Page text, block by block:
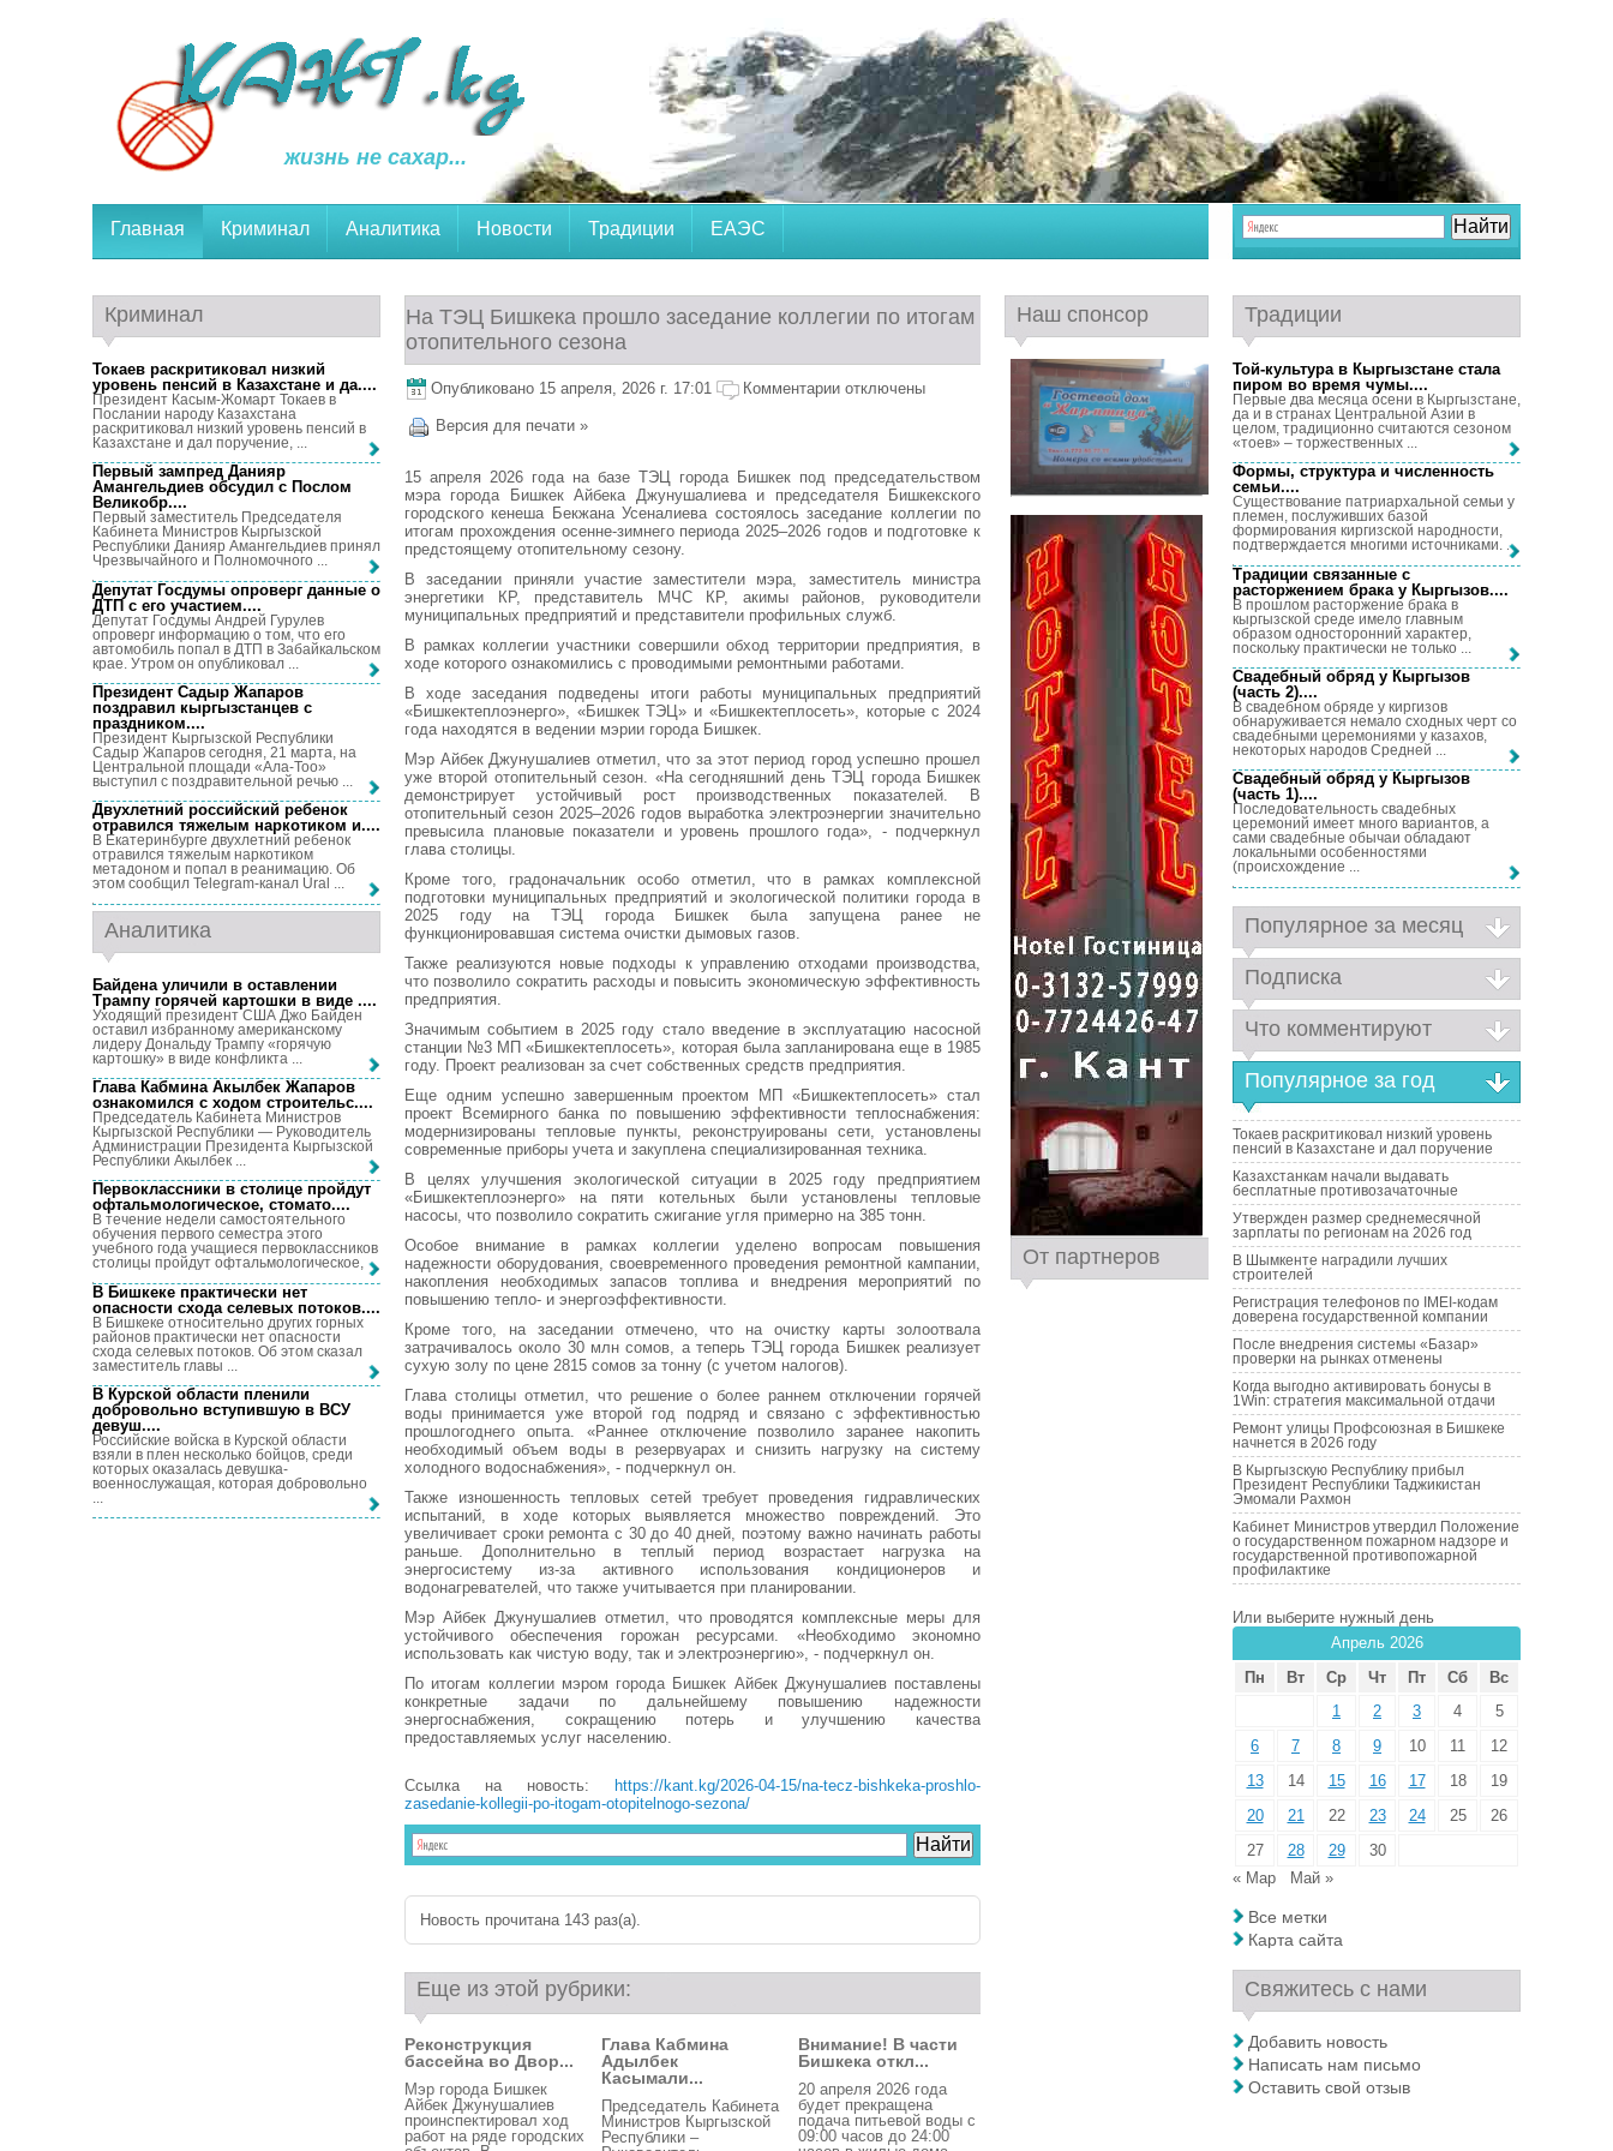
жизнь не сахар...
Главная Криминал Аналитика Новости Традиции ЕАЭС
На ТЭЦ Бишкека прошло заседание коллегии по итогам
отопительного сезона
Опубликовано 15 апреля, 2026 г. 17:01 Комментарии отключены
Версия для печати »
15 апреля 2026 года на базе ТЭЦ города Бишкек под председательством
мэра города Бишкек Айбека Джунушалиева и председателя Бишкекского
городского кенеша Бекжана Усеналиева состоялось заседание коллегии по
итогам прохождения осенне-зимнего периода 2025–2026 годов и подготовке к
предстоящему отопительному сезону.
В заседании приняли участие заместители мэра, заместитель министра
энергетики КР, представитель МЧС КР, акимы районов, руководители
муниципальных предприятий и представители профильных служб.
В рамках коллегии участники совершили обход территории предприятия, в
ходе которого ознакомились с проводимыми ремонтными работами.
В ходе заседания подведены итоги работы муниципальных предприятий
«Бишкектеплоэнерго», «Бишкек ТЭЦ» и «Бишкектеплосеть», которые с 2024
года находятся в ведении мэрии города Бишкек.
Мэр Айбек Джунушалиев отметил, что за этот период город успешно прошел
уже второй отопительный сезон. «На сегодняшний день ТЭЦ города Бишкек
демонстрирует устойчивый рост производственных показателей. В
отопительный сезон 2025–2026 годов выработка электроэнергии значительно
превысила плановые показатели и уровень прошлого года», - подчеркнул
глава столицы.
Кроме того, градоначальник особо отметил, что в рамках комплексной
подготовки муниципальных предприятий и экологической политики города в
2025 году на ТЭЦ города Бишкек была запущена ранее не
функционировавшая система очистки дымовых газов.
Также реализуются новые подходы к управлению отходами производства,
что позволило сократить расходы и повысить экономическую эффективность
предприятия.
Значимым событием в 2025 году стало введение в эксплуатацию насосной
станции №3 МП «Бишкектеплосеть», которая была запланирована еще в 1985
году. Проект реализован за счет собственных средств предприятия.
Еще одним успешно завершенным проектом МП «Бишкектеплосеть» стал
проект Всемирного банка по повышению эффективности теплоснабжения:
модернизированы тепловые пункты, реконструированы сети, установлены
современные приборы учета и закуплена специализированная техника.
В целях улучшения экологической ситуации в 2025 году предприятием
«Бишкектеплоэнерго» на пяти котельных были установлены тепловые
насосы, что позволило сократить сжигание угля примерно на 385 тонн.
Особое внимание в рамках коллегии уделено вопросам повышения
надежности оборудования, своевременного проведения ремонтной кампании,
накопления необходимых запасов топлива и внедрения мероприятий по
повышению тепло- и энергоэффективности.
Кроме того, на заседании отмечено, что на очистку карты золоотвала
затрачивалось около 30 млн сомов, а теперь ТЭЦ города Бишкек реализует
сухую золу по цене 2815 сомов за тонну (с учетом налогов).
Глава столицы отметил, что решение о более раннем отключении горячей
воды принимается уже второй год подряд и связано с эффективностью
прошлогоднего опыта. «Раннее отключение позволило заранее накопить
необходимый объем воды в резервуарах и снизить нагрузку на систему
холодного водоснабжения», - подчеркнул он.
Также изношенность тепловых сетей требует проведения гидравлических
испытаний, в ходе которых выявляется множество повреждений. Это
увеличивает сроки ремонта с 30 до 40 дней, поэтому важно начинать работы
раньше. Дополнительно в теплый период возрастает нагрузка на
энергосистему из-за активного использования кондиционеров и
водонагревателей, что также учитывается при планировании.
Мэр Айбек Джунушалиев отметил, что проводятся комплексные меры для
устойчивого обеспечения горожан ресурсами. «Необходимо экономно
использовать как чистую воду, так и электроэнергию», - подчеркнул он.
По итогам коллегии мэром города Бишкек Айбек Джунушалиев поставлены
конкретные задачи по дальнейшему повышению надежности
энергоснабжения, сокращению потерь и улучшению качества
предоставляемых услуг населению.
Ссылка на новость:
https://kant.kg/2026-04-15/na-tecz-bishkeka-proshlo-
zasedanie-kollegii-po-itogam-otopitelnogo-sezona/
Новость прочитана 143 раз(a).
Еще из этой рубрики:
Реконструкция
бассейна во Двор...
Мэр города Бишкек
Айбек Джунушалиев
проинспектировал ход
работ на ряде городских
Глава Кабмина
Адылбек
Касымали...
Председатель Кабинета
Министров Кыргызской
Республики –
Внимание! В части
Бишкека откл...
20 апреля 2026 года
будет прекращена
подача питьевой воды с
09:00 часов до 24:00
Криминал
Токаев раскритиковал низкий
уровень пенсий в Казахстане и да....
Президент Касым-Жомарт Токаев в
Послании народу Казахстана
раскритиковал низкий уровень пенсий в
Казахстане и дал поручение, ...
Первый зампред Данияр
Амангельдиев обсудил с Послом
Великобр....
Первый заместитель Председателя
Кабинета Министров Кыргызской
Республики Данияр Амангельдиев принял
Чрезвычайного и Полномочного ...
Депутат Госдумы опроверг данные о
ДТП с его участием....
Депутат Госдумы Андрей Гурулев
опроверг информацию о том, что его
автомобиль попал в ДТП в Забайкальском
крае. Утром он опубликовал ...
Президент Садыр Жапаров
поздравил кыргызстанцев с
праздником....
Президент Кыргызской Республики
Садыр Жапаров сегодня, 21 марта, на
Центральной площади «Ала-Тоо»
выступил с поздравительной речью ...
Двухлетний российский ребенок
отравился тяжелым наркотиком и....
В Екатеринбурге двухлетний ребенок
отравился тяжелым наркотиком
метадоном и попал в реанимацию. Об
этом сообщил Telegram-канал Ural ...
Аналитика
Байдена уличили в оставлении
Трампу горячей картошки в виде ....
Уходящий президент США Джо Байден
оставил избранному американскому
лидеру Дональду Трампу «горячую
картошку» в виде конфликта ...
Глава Кабмина Акылбек Жапаров
ознакомился с ходом строительс....
Председатель Кабинета Министров
Кыргызской Республики — Руководитель
Администрации Президента Кыргызской
Республики Акылбек ...
Первоклассники в столице пройдут
офтальмологическое, стомато....
В течение недели самостоятельного
обучения первого семестра этого
учебного года учащиеся первоклассников
столицы пройдут офтальмологическое, ...
В Бишкеке практически нет
опасности схода селевых потоков....
В Бишкеке относительно других горных
районов практически нет опасности
схода селевых потоков. Об этом сказал
заместитель главы ...
В Курской области пленили
добровольно вступившую в ВСУ
девуш....
Российские войска в Курской области
взяли в плен несколько бойцов, среди
которых оказалась девушка-
военнослужащая, которая добровольно
...
Наш спонсор
От партнеров
Традиции
Той-культура в Кыргызстане стала
пиром во время чумы....
Первые два месяца осени в Кыргызстане,
да и в странах Центральной Азии в
целом, традиционно считаются сезоном
«тоев» – торжественных ...
Формы, структура и численность
семьи....
Существование патриархальной семьи у
племен, послуживших базой
формирования киргизской народности,
подтверждается многими источниками. ...
Традиции связанные с
расторжением брака у Кыргызов....
В прошлом расторжение брака в
кыргызской среде имело главным
образом односторонний характер,
поскольку практически не только ...
Свадебный обряд у Кыргызов
(часть 2)....
В свадебном обряде у киргизов
обнаруживается немало сходных черт со
свадебными церемониями у казахов,
некоторых народов Средней ...
Свадебный обряд у Кыргызов
(часть 1)....
Последовательность свадебных
церемоний имеет много вариантов, а
сами свадебные обычаи обладают
локальными особенностями
(происхождение ...
Популярное за месяц
Подписка
Что комментируют
Популярное за год
Токаев раскритиковал низкий уровень
пенсий в Казахстане и дал поручение
Казахстанкам начали выдавать
бесплатные противозачаточные
Утвержден размер среднемесячной
зарплаты по регионам на 2026 год
В Шымкенте наградили лучших
строителей
Регистрация телефонов по IMEI-кодам
доверена государственной компании
После внедрения системы «Базар»
проверки на рынках отменены
Когда выгодно активировать бонусы в
1Win: стратегия максимальной отдачи
Ремонт улицы Профсоюзная в Бишкеке
начнется в 2026 году
В Кыргызскую Республику прибыл
Президент Республики Таджикистан
Эмомали Рахмон
Кабинет Министров утвердил Положение
о государственном пожарном надзоре и
государственной противопожарной
профилактике
Или выберите нужный день
Апрель 2026
Пн
Вт Ср Чт Пт Сб
Вс
1
2 3 4
5
6
7 8 9 10 11
12
13
14 15 16 17 18
19
20
21 22 23 24 25
26
27
28 29
30
« Мар
Май »
Все метки
Карта сайта
Свяжитесь с нами
Добавить новость
Написать нам письмо
Оставить свой отзыв